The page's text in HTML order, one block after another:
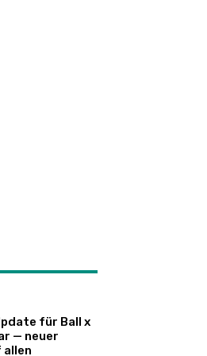
für Ball x
— neuer
allen